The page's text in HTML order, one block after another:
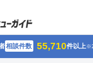
相談件数 55,710件以上